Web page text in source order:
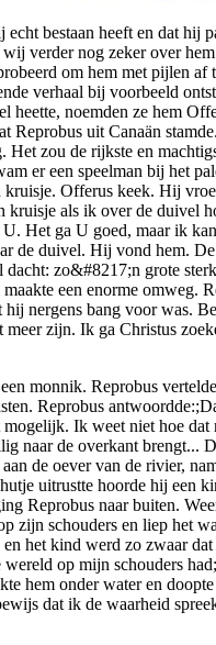
bestaan heeft en dat
verder nog zeker over
om hem met pijlen
verhaal bij voorbeeld
noemden ze hem
uit Canaän
zou de rijkste en
er een speelman bij het
Offerus keek. Hij
als ik over de
Het ga U goed, maar ik
duivel. Hij vond hem.
zo&#8217;n grote
een enorme
nergens bang voor
zijn. Ik ga Christus
monnik. Reprobus
Reprobus
Ik weet niet hoe
naar de overkant brengt...
de oever van de rivier,
uitrustte hoorde hij een
Reprobus naar buiten.
schouders en liep het
het kind werd zo zwaar
op mijn schouders
hem onder water en
dat ik de waarheid